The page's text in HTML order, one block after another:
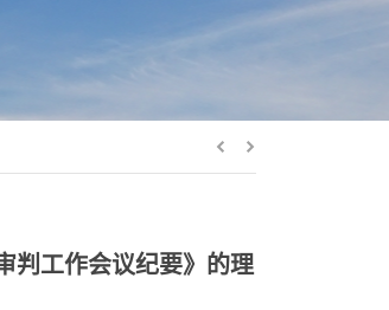
判工作会议纪要》的理